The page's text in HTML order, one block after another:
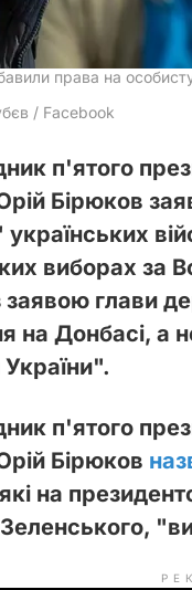
права на
/ Facebook
п'ятого
Бірюков
виборах за
заявою глави
на Донбасі, а
п'ятого
Бірюков
на